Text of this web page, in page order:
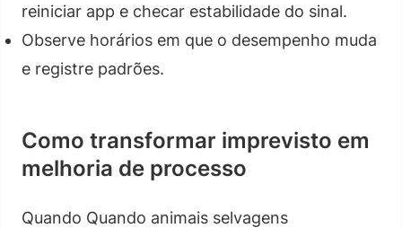
reiniciar app e checar estabilidade do sinal.
Observe horários em que o desempenho muda
e registre padrões.
Como transformar imprevisto em
melhoria de processo
Quando Quando animais selvagens